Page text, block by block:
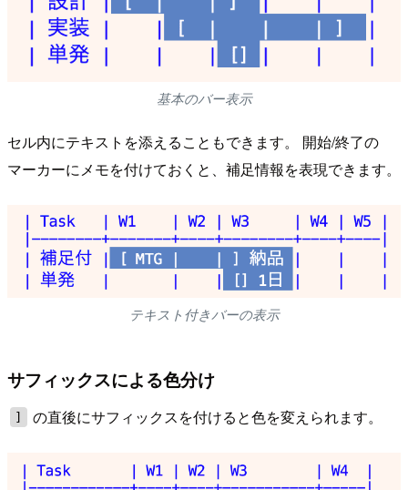
基本のバー表示
セル内にテキストを添えることもできます。 開始/終了の
マーカーにメモを付けておくと、補足情報を表現できます。
テキスト付きバーの表示
サフィックスによる色分け
] の直後にサフィックスを付けると色を変えられます。